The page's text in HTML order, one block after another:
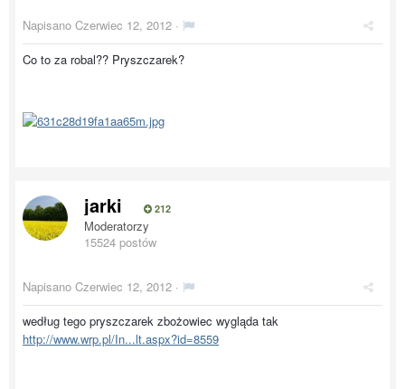
Napisano Czerwiec 12, 2012 ·
Co to za robal?? Pryszczarek?
jarki 212
Moderatorzy
15524 postów
Napisano Czerwiec 12, 2012 ·
według tego pryszczarek zbożowiec wygląda tak
http://www.wrp.pl/In...lt.aspx?id=8559